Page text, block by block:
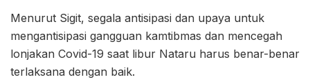
Menurut Sigit, segala antisipasi dan upaya untuk
mengantisipasi gangguan kamtibmas dan mencegah
lonjakan Covid-19 saat libur Nataru harus benar-benar
terlaksana dengan baik.